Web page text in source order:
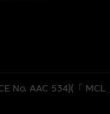
下取得更多關於市場上
及所介紹服務或產品是
結，不應視為該第三者推
AAC 534)(「